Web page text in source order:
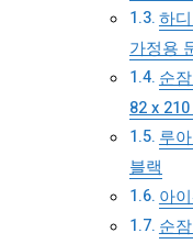
하
가정용
순
82 x
루
블랙
아
순